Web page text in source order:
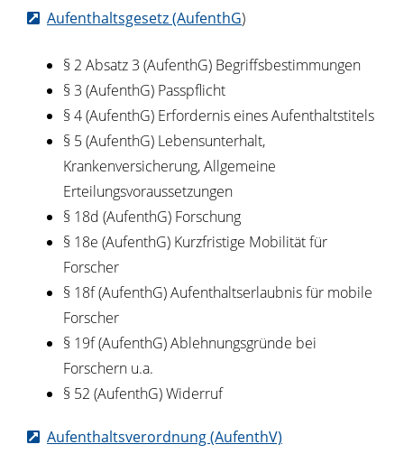
Aufenthaltsgesetz (AufenthG)
§ 2 Absatz 3 (AufenthG) Begriffsbestimmungen
§ 3 (AufenthG) Passpflicht
§ 4 (AufenthG) Erfordernis eines Aufenthaltstitels
§ 5 (AufenthG) Lebensunterhalt,
Krankenversicherung, Allgemeine
Erteilungsvoraussetzungen
§ 18d (AufenthG) Forschung
§ 18e (AufenthG) Kurzfristige Mobilität für
Forscher
§ 18f (AufenthG) Aufenthaltserlaubnis für mobile
Forscher
§ 19f (AufenthG) Ablehnungsgründe bei
Forschern u.a.
§ 52 (AufenthG)Widerruf
Aufenthaltsverordnung (AufenthV)